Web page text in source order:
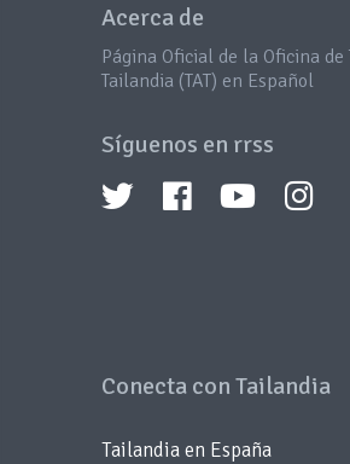
Acerca de
Página Oficial de la Oficina de
Tailandia (TAT) en Español
Síguenos en rrss
Conecta con Tailandia
Tailandia en España